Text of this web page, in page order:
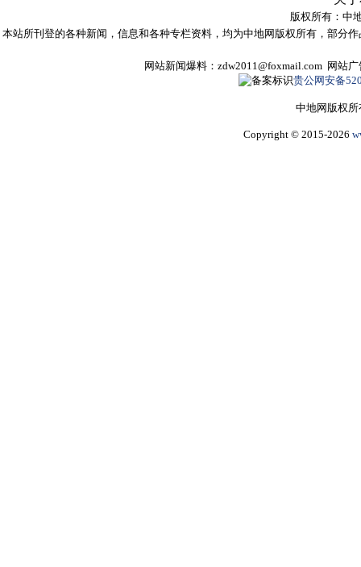
版权所有： 中
本站所刊登的各种新闻，信息和各种专栏资料，均为中地网版权所有，部分
网站新闻爆料：zdw2011@foxmail.com 网站
贵公网安备
中地网版权
Copyright © 2015-2026